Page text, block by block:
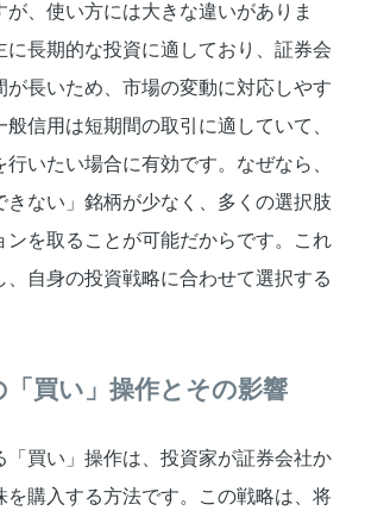
が、使い方には大きな違いがありま
に長期的な投資に適しており、証券会
が長いため、市場の変動に対応しやす
信用は短期間の取引に適していて、
いたい場合に有効です。なぜなら、
きない」銘柄が少なく、多くの選択肢
ンを取ることが可能だからです。これ
、自身の投資戦略に合わせて選択する
「買い」操作とその影響
「買い」操作は、投資家が証券会社か
を購入する方法です。この戦略は、将